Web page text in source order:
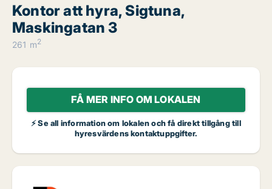
Kontor att hyra, Sigtuna,
Maskingatan 3
261 m2
FÅ MER INFO OM LOKALEN
⚡ Se all information om lokalen och få direkt tillgång till
hyresvärdens kontaktuppgifter.